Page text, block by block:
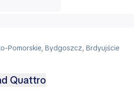
Pomorskie, Bydgoszcz, Brdyujście
Quattro